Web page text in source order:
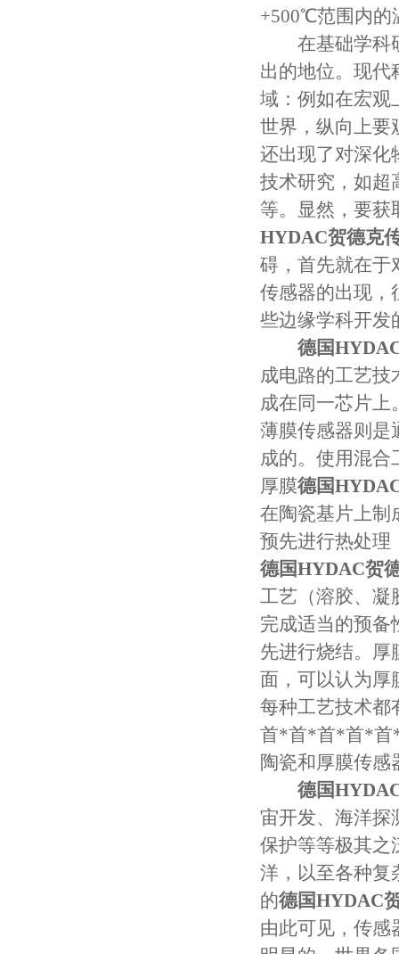
+500℃范围内的
在基础学科
出的地位。现
域：例如在宏观
世界，纵向上要
还出现了对深化
技术研究，如超
等。显然，要获
HYDAC贺德克
碍，首先就在于
传感器的出现，
些边缘学科开发
德国
成电路的工艺技
成在同一芯片上
薄膜传感器则是
成的。使用混合
厚膜德国
在陶瓷基片上
预先进行热处理
德国HYDAC贺
工艺（溶胶、凝
完成适当的预
先进行烧结。厚
面，可以认为厚
每种工艺技术都
首*首*首*首*首
陶瓷和厚膜传感
德国
宙开发、海洋探
保护等等极其之
洋，以至各种复
的德国HYDAC
由此可见，传感